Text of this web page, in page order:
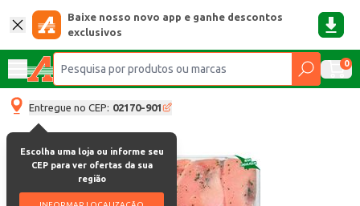
Baixe nosso novo app e ganhe descontos
exclusivos
0
Entregue no CEP: 02170-901
Escolha uma loja ou informe seu
CEP para ver ofertas da sua
região